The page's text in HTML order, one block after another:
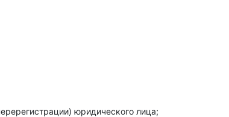
юридического лица;